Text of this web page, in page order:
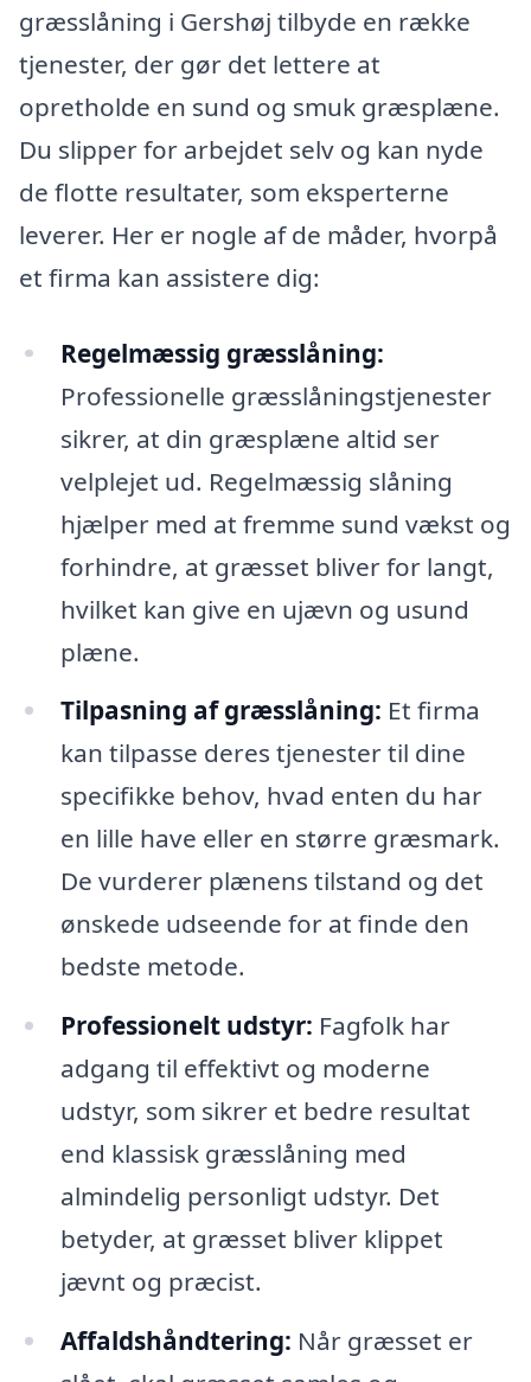
græsslåning i Gershøj tilbyde en række
tjenester, der gør det lettere at
opretholde en sund og smuk græsplæne.
Du slipper for arbejdet selv og kan nyde
de flotte resultater, som eksperterne
leverer. Her er nogle af de måder, hvorpå
et firma kan assistere dig:
Regelmæssig græsslåning:
Professionelle græsslåningstjenester
sikrer, at din græsplæne altid ser
velplejet ud. Regelmæssig slåning
hjælper med at fremme sund vækst og
forhindre, at græsset bliver for langt,
hvilket kan give en ujævn og usund
plæne.
Tilpasning af græsslåning: Et firma
kan tilpasse deres tjenester til dine
specifikke behov, hvad enten du har
en lille have eller en større græsmark.
De vurderer plænens tilstand og det
ønskede udseende for at finde den
bedste metode.
Professionelt udstyr: Fagfolk har
adgang til effektivt og moderne
udstyr, som sikrer et bedre resultat
end klassisk græsslåning med
almindelig personligt udstyr. Det
betyder, at græsset bliver klippet
jævnt og præcist.
Affaldshåndtering: Når græsset er